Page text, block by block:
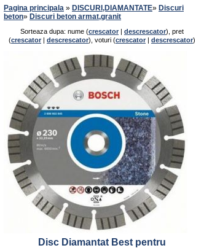
Pagina principala » DISCURI,DIAMANTATE» Discuri
beton» Discuri beton armat,granit
Sorteaza dupa: nume (crescator | descrescator), pret
(crescator | descrescator), voturi (crescator | descrescator)
Disc Diamantat Best pentru